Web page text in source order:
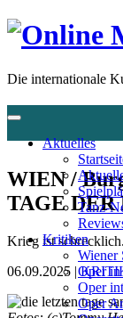
Die internationale
Aktuelles
Tanz-
Kritiken
Wiener
Oper in
Oper
Oper
WIEN /
TAGE
Krieg ist
06.09.2025 |